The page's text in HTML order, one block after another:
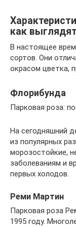
как выглядят
В настоящее
сортов. Они
окрасом цветка,
Флорибунда
Парковая роза:
На сегодняшний
из популярных
морозостойкие,
заболеваниям и
первых холодов.
Реми Мартин
Парковая роза
1995 году.